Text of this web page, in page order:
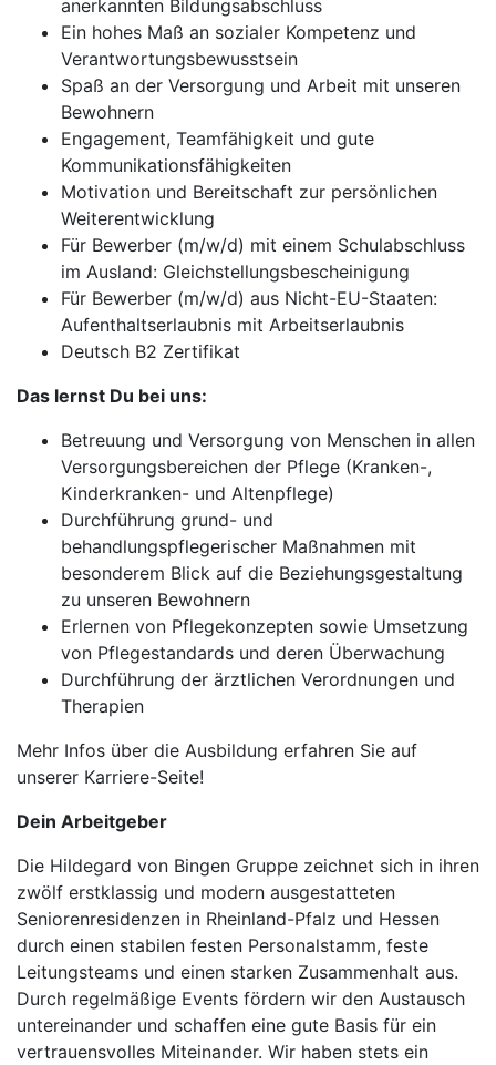
anerkannten Bildungsabschluss
Ein hohes Maß an sozialer Kompetenz und
Verantwortungsbewusstsein
Spaß an der Versorgung und Arbeit mit unseren
Bewohnern
Engagement, Teamfähigkeit und gute
Kommunikationsfähigkeiten
Motivation und Bereitschaft zur persönlichen
Weiterentwicklung
Für Bewerber (m/w/d) mit einem Schulabschluss
im Ausland: Gleichstellungsbescheinigung
Für Bewerber (m/w/d) aus Nicht-EU-Staaten:
Aufenthaltserlaubnis mit Arbeitserlaubnis
Deutsch B2 Zertifikat
Das lernst Du bei uns:
Betreuung und Versorgung von Menschen in allen
Versorgungsbereichen der Pflege (Kranken-,
Kinderkranken- und Altenpflege)
Durchführung grund- und
behandlungspflegerischer Maßnahmen mit
besonderem Blick auf die Beziehungsgestaltung
zu unseren Bewohnern
Erlernen von Pflegekonzepten sowie Umsetzung
von Pflegestandards und deren Überwachung
Durchführung der ärztlichen Verordnungen und
Therapien
Mehr Infos über die Ausbildung erfahren Sie auf
unserer Karriere-Seite!
Dein Arbeitgeber
Die Hildegard von Bingen Gruppe zeichnet sich in ihren
zwölf erstklassig und modern ausgestatteten
Seniorenresidenzen in Rheinland-Pfalz und Hessen
durch einen stabilen festen Personalstamm, feste
Leitungsteams und einen starken Zusammenhalt aus.
Durch regelmäßige Events fördern wir den Austausch
untereinander und schaffen eine gute Basis für ein
vertrauensvolles Miteinander. Wir haben stets ein